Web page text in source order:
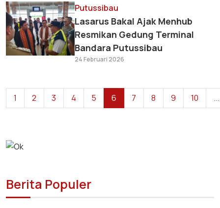
Putussibau
Lasarus Bakal Ajak Menhub
Resmikan Gedung Terminal
Bandara Putussibau
24 Februari 2026
1 2 3 4 5 6 7 8 9 10 ...
Berita Populer